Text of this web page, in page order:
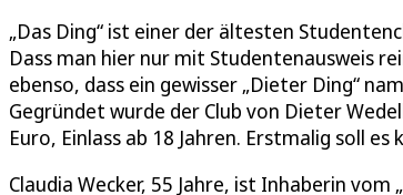
„Das Ding“ ist einer der ältesten
Dass man hier nur mit Studentenausweis
ebenso, dass ein gewisser „Dieter Ding“
Gegründet wurde der Club von Dieter
Euro, Einlass ab 18 Jahren. Erstmalig soll
Claudia Wecker, 55 Jahre, ist Inhaberin vom